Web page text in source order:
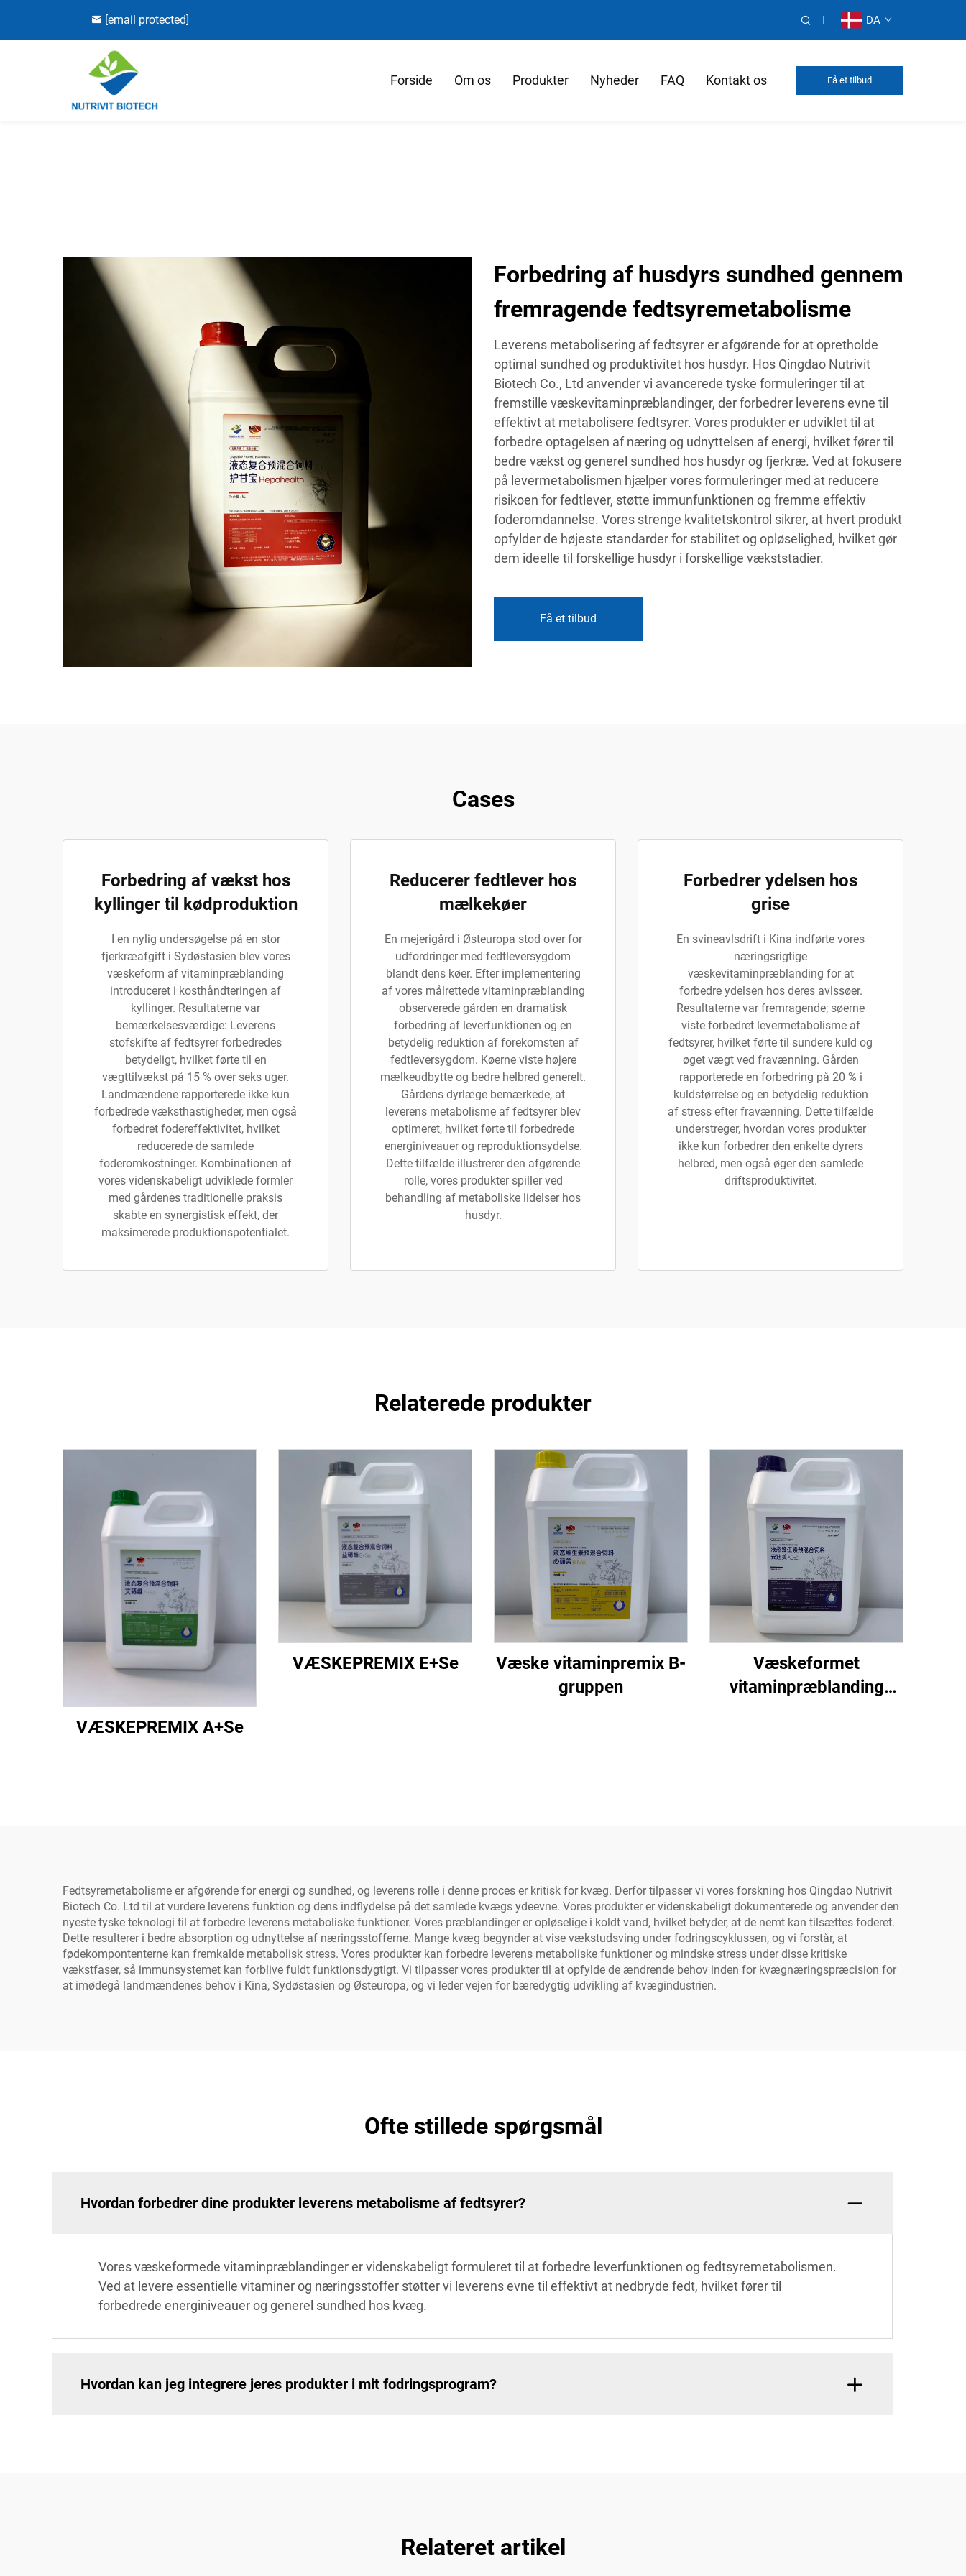
[email protected] DA
Forside Om os Produkter Nyheder FAQ Kontakt os Få et tilbud
Forbedring af husdyrs sundhed gennem
fremragende fedtsyremetabolisme
Leverens metabolisering af fedtsyrer er afgørende for at opretholde
optimal sundhed og produktivitet hos husdyr. Hos Qingdao Nutrivit
Biotech Co., Ltd anvender vi avancerede tyske formuleringer til at
fremstille væskevitaminpræblandinger, der forbedrer leverens evne til
effektivt at metabolisere fedtsyrer. Vores produkter er udviklet til at
forbedre optagelsen af næring og udnyttelsen af energi, hvilket fører til
bedre vækst og generel sundhed hos husdyr og fjerkræ. Ved at fokusere
på levermetabolismen hjælper vores formuleringer med at reducere
risikoen for fedtlever, støtte immunfunktionen og fremme effektiv
foderomdannelse. Vores strenge kvalitetskontrol sikrer, at hvert produkt
opfylder de højeste standarder for stabilitet og opløselighed, hvilket gør
dem ideelle til forskellige husdyr i forskellige vækststadier.
Få et tilbud
Cases
Forbedring af vækst hos
kyllinger til kødproduktion
I en nylig undersøgelse på en stor
fjerkræafgift i Sydøstasien blev vores
væskeform af vitaminpræblanding
introduceret i kosthåndteringen af
kyllinger. Resultaterne var
bemærkelsesværdige: Leverens
stofskifte af fedtsyrer forbedredes
betydeligt, hvilket førte til en
vægttilvækst på 15 % over seks uger.
Landmændene rapporterede ikke kun
forbedrede væksthastigheder, men også
forbedret fodereffektivitet, hvilket
reducerede de samlede
foderomkostninger. Kombinationen af
vores videnskabeligt udviklede formler
med gårdenes traditionelle praksis
skabte en synergistisk effekt, der
maksimerede produktionspotentialet.
Reducerer fedtlever hos
mælkekøer
En mejerigård i Østeuropa stod over for
udfordringer med fedtleversygdom
blandt dens køer. Efter implementering
af vores målrettede vitaminpræblanding
observerede gården en dramatisk
forbedring af leverfunktionen og en
betydelig reduktion af forekomsten af
fedtleversygdom. Køerne viste højere
mælkeudbytte og bedre helbred generelt.
Gårdens dyrlæge bemærkede, at
leverens metabolisme af fedtsyrer blev
optimeret, hvilket førte til forbedrede
energiniveauer og reproduktionsydelse.
Dette tilfælde illustrerer den afgørende
rolle, vores produkter spiller ved
behandling af metaboliske lidelser hos
husdyr.
Forbedrer ydelsen hos
grise
En svineavlsdrift i Kina indførte vores
næringsrigtige
væskevitaminpræblanding for at
forbedre ydelsen hos deres avlssøer.
Resultaterne var fremragende; søerne
viste forbedret levermetabolisme af
fedtsyrer, hvilket førte til sundere kuld og
øget vægt ved fravænning. Gården
rapporterede en forbedring på 20 % i
kuldstørrelse og en betydelig reduktion
af stress efter fravænning. Dette tilfælde
understreger, hvordan vores produkter
ikke kun forbedrer den enkelte dyrers
helbred, men også øger den samlede
driftsproduktivitet.
Relaterede produkter
VÆSKEPREMIX A+Se
VÆSKEPREMIX E+Se
Væske vitaminpremix B-
gruppen
Væskeformet
vitaminpræblanding
Fedtsyremetabolisme er afgørende for energi og sundhed, og leverens rolle i denne proces er kritisk for kvæg. Derfor tilpasser vi vores forskning hos Qingdao Nutrivit
Biotech Co. Ltd til at vurdere leverens funktion og dens indflydelse på det samlede kvægs ydeevne. Vores produkter er videnskabeligt dokumenterede og anvender den
nyeste tyske teknologi til at forbedre leverens metaboliske funktioner. Vores præblandinger er opløselige i koldt vand, hvilket betyder, at de nemt kan tilsættes foderet.
Dette resulterer i bedre absorption og udnyttelse af næringsstofferne. Mange kvæg begynder at vise vækstudsving under fodringscyklussen, og vi forstår, at
fødekompontenterne kan fremkalde metabolisk stress. Vores produkter kan forbedre leverens metaboliske funktioner og mindske stress under disse kritiske
vækstfaser, så immunsystemet kan forblive fuldt funktionsdygtigt. Vi tilpasser vores produkter til at opfylde de ændrende behov inden for kvægnæringspræcision for
at imødegå landmændenes behov i Kina, Sydøstasien og Østeuropa, og vi leder vejen for bæredygtig udvikling af kvægindustrien.
Ofte stillede spørgsmål
Hvordan forbedrer dine produkter leverens metabolisme af fedtsyrer?
Vores væskeformede vitaminpræblandinger er videnskabeligt formuleret til at forbedre leverfunktionen og fedtsyremetabolismen.
Ved at levere essentielle vitaminer og næringsstoffer støtter vi leverens evne til effektivt at nedbryde fedt, hvilket fører til
forbedrede energiniveauer og generel sundhed hos kvæg.
Hvordan kan jeg integrere jeres produkter i mit fodringsprogram?
Relateret artikel